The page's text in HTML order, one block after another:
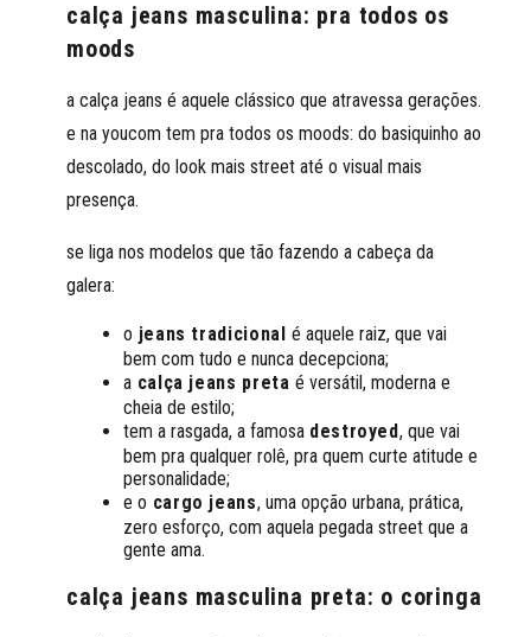
calça jeans masculina: pra todos os
moods
a calça jeans é aquele clássico que atravessa gerações.
e na youcom tem pra todos os moods: do basiquinho ao
descolado, do look mais street até o visual mais
presença.
se liga nos modelos que tão fazendo a cabeça da
galera:
o jeans tradicionalé aquele raiz, que vai
bem com tudo e nunca decepciona;
a calça jeans preta é versátil, moderna e
cheia de estilo;
tem a rasgada, a famosa destroyed, que vai
bem pra qualquer rolê, pra quem curte atitude e
personalidade;
e o cargo jeans, uma opção urbana, prática,
zero esforço, com aquela pegada street que a
gente ama.
calça jeans masculina preta: o coringa